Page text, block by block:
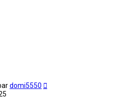
domi5550